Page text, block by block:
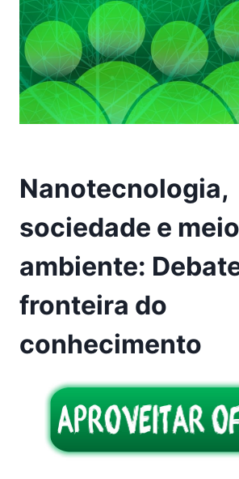
Nanotecnologia,
sociedade e meio
ambiente:
fronteira do
conhecimento